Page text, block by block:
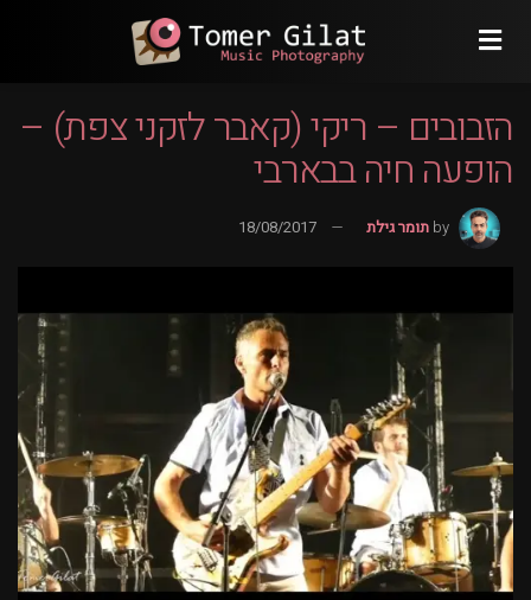
הזבובים – ריקי (קאבר לזקני צפת) –
הופעה חיה בבארבי
by תומר גילת 18/08/2017